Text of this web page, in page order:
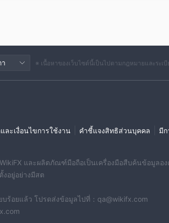
※ เนื้อหาของเว็บไซต์นี้เป็นไปตามกฎหมายและระเ
ละเงื่อนไขการใช้งาน คำชี้แจงสิทธิส่วนบุคคล มี
และผลิตภัณฑ์มือถือเป็นเครื่องมือสืบค้นข้อมู
งอยู่อย่างมีสต
ร้อยแล้ว โปรดส่งข้อมูลไปที่：qa@wikifx.com